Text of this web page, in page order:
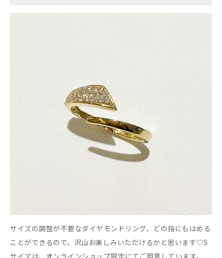
サイズの調整が不要なダイヤモンドリング、どの指にもはめる
ことができるので、沢山お楽しみいただけるかと思います♡S